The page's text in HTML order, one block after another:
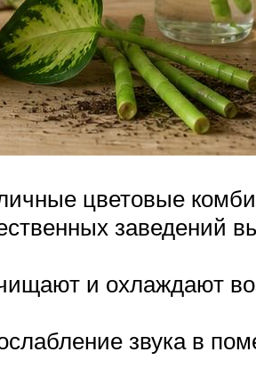
цветовые
заведений
и охлаждают
звука в